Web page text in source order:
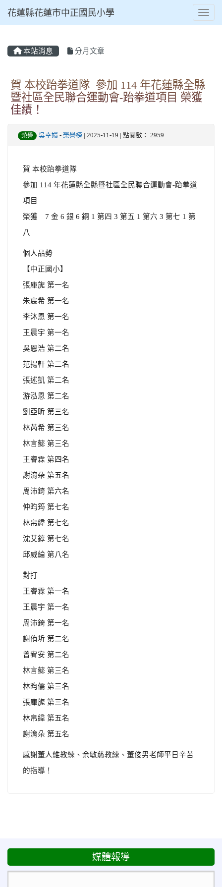
花蓮縣花蓮市中正國民小學
本站消息 分月文章
賀 本校跆拳道隊 參加 114 年花蓮縣全縣
暨社區全民聯合運動會-跆拳道項目 榮獲
佳績！
榮譽 吳幸嬛 - 榮譽榜 | 2025-11-19 | 點閱數： 2959
賀 本校跆拳道隊
參加 114 年花蓮縣全縣暨社區全民聯合運動會-跆拳道
項目
榮獲 7 金 6 銀 6 銅 1 第四 3 第五 1 第六 3 第七 1 第
八
個人品勢
【中正國小】
張庫旎 第一名
朱宸希 第一名
李沐恩 第一名
王晨宇 第一名
吳恩浩 第二名
范揚軒 第二名
張述凱 第二名
游泓恩 第二名
劉亞昕 第三名
林芮希 第三名
林言懿 第三名
王睿霖 第四名
謝淯朵 第五名
周沛錡 第六名
仲昀筠 第七名
林帛緯 第七名
沈艾錞 第七名
邱威綸 第八名
對打
王睿霖 第一名
王晨宇 第一名
周沛錡 第一名
謝侑圻 第二名
曾宥安 第二名
林言懿 第三名
林昀儒 第三名
張庫旎 第三名
林帛緯 第五名
謝淯朵 第五名
感謝董人維教練、余敏慈教練、董俊男老師平日辛苦
的指導！
媒體報導